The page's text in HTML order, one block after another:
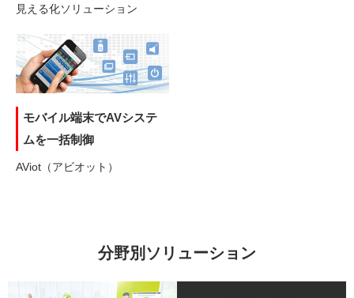
見える化ソリューション
モバイル端末でAVシステ
ムを一括制御
AViot（アビオット）
分野別ソリューション